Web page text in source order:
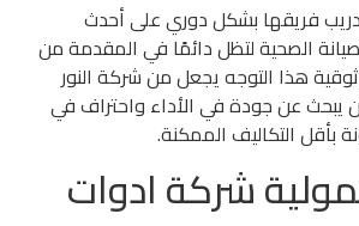
فريقها بشكل دوري على أحدث
الصحية لتظل دائمًا في المقدمة من
هذا التوجه يجعل من شركة النور
عن جودة في الأداء واحتراف في
بأقل التكاليف الممكنة.
شركة ادوات